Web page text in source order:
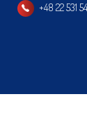
+48 22 531